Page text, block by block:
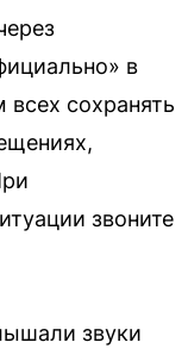
в
сохранять
звоните
звуки